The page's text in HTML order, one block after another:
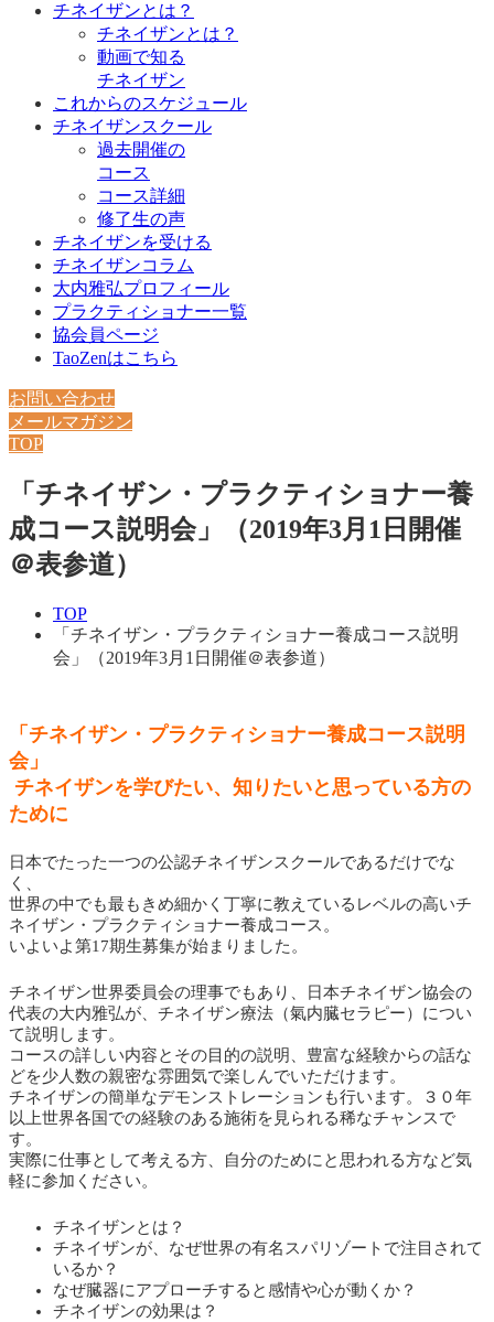
チネイザンとは？
チネイザンとは？
動画で知る
チネイザン
これからのスケジュール
チネイザンスクール
過去開催の
コース
コース詳細
修了生の声
チネイザンを受ける
チネイザンコラム
大内雅弘プロフィール
プラクティショナー一覧
協会員ページ
TaoZenはこちら
お問い合わせ
メールマガジン
TOP
「チネイザン・プラクティショナー養
成コース説明会」（2019年3月1日開催
＠表参道）
TOP
「チネイザン・プラクティショナー養成コース説明
会」（2019年3月1日開催＠表参道）
「チネイザン・プラクティショナー養成コース説明
会」
チネイザンを学びたい、知りたいと思っている方の
ために
日本でたった一つの公認チネイザンスクールであるだけでな
く、
世界の中でも最もきめ細かく丁寧に教えているレベルの高いチ
ネイザン・プラクティショナー養成コース。
いよいよ第17期生募集が始まりました。
チネイザン世界委員会の理事でもあり、日本チネイザン協会の
代表の大内雅弘が、チネイザン療法（氣内臓セラピー）につい
て説明します。
コースの詳しい内容とその目的の説明、豊富な経験からの話な
どを少人数の親密な雰囲気で楽しんでいただけます。
チネイザンの簡単なデモンストレーションも行います。３０年
以上世界各国での経験のある施術を見られる稀なチャンスで
す。
実際に仕事として考える方、自分のためにと思われる方など気
軽に参加ください。
チネイザンとは？
チネイザンが、なぜ世界の有名スパリゾートで注目されて
いるか？
なぜ臓器にアプローチすると感情や心が動くか？
チネイザンの効果は？